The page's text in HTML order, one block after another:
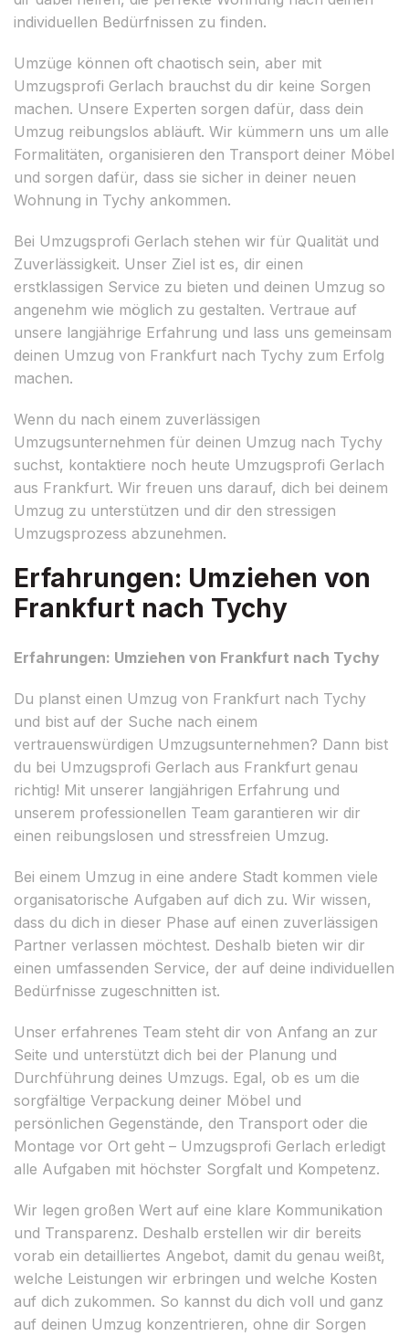
individuellen Bedürfnissen zu finden.
Umzüge können oft chaotisch sein, aber mit
Umzugsprofi Gerlach brauchst du dir keine Sorgen
machen. Unsere Experten sorgen dafür, dass dein
Umzug reibungslos abläuft. Wir kümmern uns um alle
Formalitäten, organisieren den Transport deiner Möbel
und sorgen dafür, dass sie sicher in deiner neuen
Wohnung in Tychy ankommen.
Bei Umzugsprofi Gerlach stehen wir für Qualität und
Zuverlässigkeit. Unser Ziel ist es, dir einen
erstklassigen Service zu bieten und deinen Umzug so
angenehm wie möglich zu gestalten. Vertraue auf
unsere langjährige Erfahrung und lass uns gemeinsam
deinen Umzug von Frankfurt nach Tychy zum Erfolg
machen.
Wenn du nach einem zuverlässigen
Umzugsunternehmen für deinen Umzug nach Tychy
suchst, kontaktiere noch heute Umzugsprofi Gerlach
aus Frankfurt. Wir freuen uns darauf, dich bei deinem
Umzug zu unterstützen und dir den stressigen
Umzugsprozess abzunehmen.
Erfahrungen: Umziehen von
Frankfurt nach Tychy
Erfahrungen: Umziehen von Frankfurt nach Tychy
Du planst einen Umzug von Frankfurt nach Tychy
und bist auf der Suche nach einem
vertrauenswürdigen Umzugsunternehmen? Dann bist
du bei Umzugsprofi Gerlach aus Frankfurt genau
richtig! Mit unserer langjährigen Erfahrung und
unserem professionellen Team garantieren wir dir
einen reibungslosen und stressfreien Umzug.
Bei einem Umzug in eine andere Stadt kommen viele
organisatorische Aufgaben auf dich zu. Wir wissen,
dass du dich in dieser Phase auf einen zuverlässigen
Partner verlassen möchtest. Deshalb bieten wir dir
einen umfassenden Service, der auf deine individuellen
Bedürfnisse zugeschnitten ist.
Unser erfahrenes Team steht dir von Anfang an zur
Seite und unterstützt dich bei der Planung und
Durchführung deines Umzugs. Egal, ob es um die
sorgfältige Verpackung deiner Möbel und
persönlichen Gegenstände, den Transport oder die
Montage vor Ort geht – Umzugsprofi Gerlach erledigt
alle Aufgaben mit höchster Sorgfalt und Kompetenz.
Wir legen großen Wert auf eine klare Kommunikation
und Transparenz. Deshalb erstellen wir dir bereits
vorab ein detailliertes Angebot, damit du genau weißt,
welche Leistungen wir erbringen und welche Kosten
auf dich zukommen. So kannst du dich voll und ganz
auf deinen Umzug konzentrieren, ohne dir Sorgen